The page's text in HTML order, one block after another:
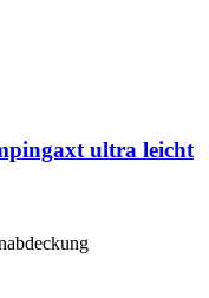
ultra leicht